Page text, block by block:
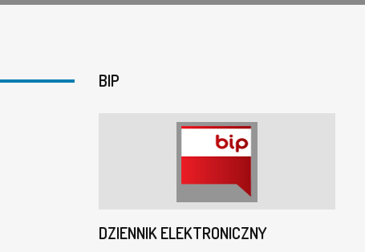
BIP
DZIENNIK ELEKTRONICZNY